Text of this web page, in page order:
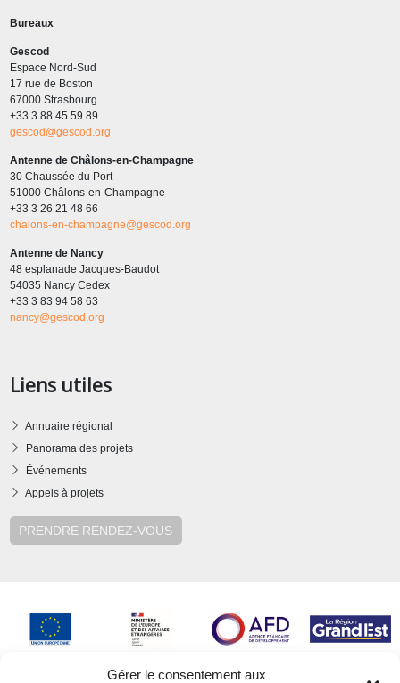
Gérer le consentement aux
Bureaux
Gescod
Espace Nord-Sud
17 rue de Boston
67000 Strasbourg
+33 3 88 45 59 89
gescod@gescod.org
Antenne de Châlons-en-Champagne
30 Chaussée du Port
51000 Châlons-en-Champagne
+33 3 26 21 48 66
chalons-en-champagne@gescod.org
Antenne de Nancy
48 esplanade Jacques-Baudot
54035 Nancy Cedex
+33 3 83 94 58 63
nancy@gescod.org
Liens utiles
Annuaire régional
Panorama des projets
Événements
Appels à projets
PRENDRE RENDEZ-VOUS